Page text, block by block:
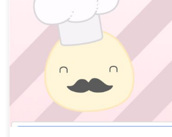
En este juego se trabajan las sumas de
que rebasan y no rebasan el orden de las
decenas. Una vez resuelta la suma el